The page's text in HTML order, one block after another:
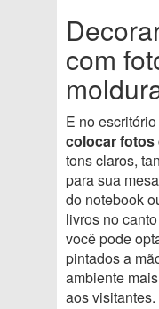
com
E no
colocar fotos
tons claros,
para sua
do notebook
livros no
você pode
pintados a
ambiente
aos visitantes.